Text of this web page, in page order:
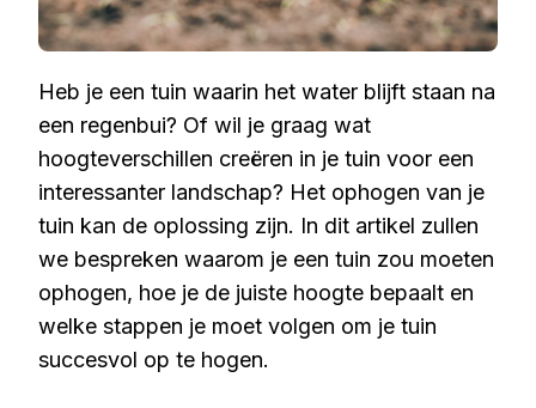
Heb je een tuin waarin het water blijft staan na
een regenbui? Of wil je graag wat
hoogteverschillen creëren in je tuin voor een
interessanter landschap? Het ophogen van je
tuin kan de oplossing zijn. In dit artikel zullen
we bespreken waarom je een tuin zou moeten
ophogen, hoe je de juiste hoogte bepaalt en
welke stappen je moet volgen om je tuin
succesvol op te hogen.